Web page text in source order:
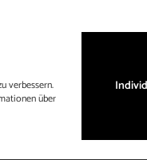
verbessern.
über